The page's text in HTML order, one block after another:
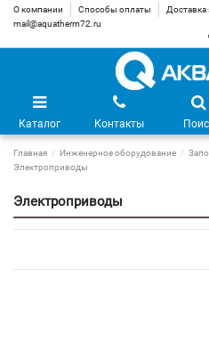
О компании Способы оплаты Доставка
mail@aquatherm72.ru
Каталог Контакты
Главная Инженерное оборудование
Электроприводы
Электроприводы